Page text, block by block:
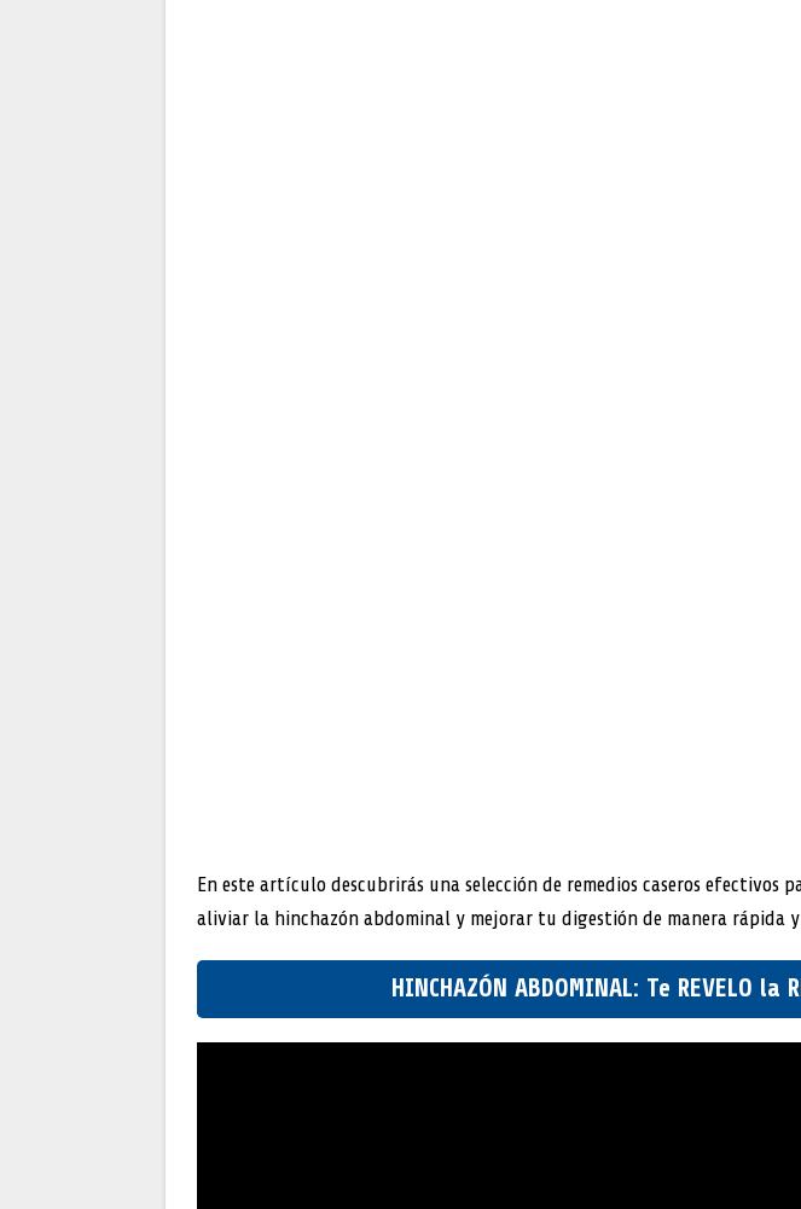
En este artículo descubrirás una selección de remedios caseros
aliviar la hinchazón abdominal y mejorar tu digestión de manera rápida y
HINCHAZÓN ABDOMINAL: Te REVELO